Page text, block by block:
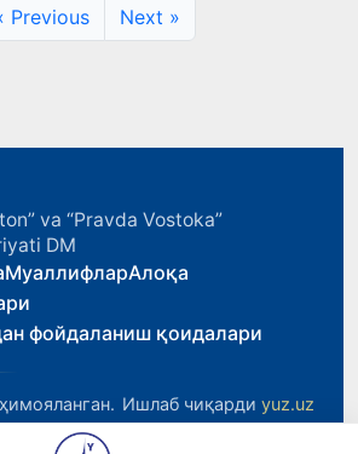
Previous Next »
va “Pravda Vostoka”
DM
МуаллифларАлоқа
фойдаланиш қоидалари
Ишлаб чиқарди yuz.uz